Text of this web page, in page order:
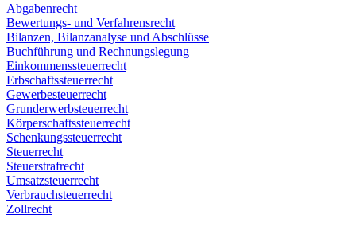
Abgabenrecht
Bewertungs- und Verfahrensrecht
Bilanzen, Bilanzanalyse und Abschlüsse
Buchführung und Rechnungslegung
Einkommenssteuerrecht
Erbschaftssteuerrecht
Gewerbesteuerrecht
Grunderwerbsteuerrecht
Körperschaftssteuerrecht
Schenkungssteuerrecht
Steuerrecht
Steuerstrafrecht
Umsatzsteuerrecht
Verbrauchsteuerrecht
Zollrecht